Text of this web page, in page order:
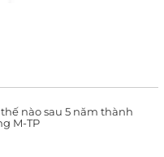
nào sau 5 năm thành
M-TP